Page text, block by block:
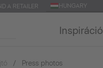
A RETAILER HUNGARY
Inspiráció
Press photos